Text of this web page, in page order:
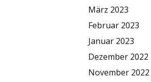
März 2023
Februar 2023
Januar 2023
Dezember 2022
November 2022